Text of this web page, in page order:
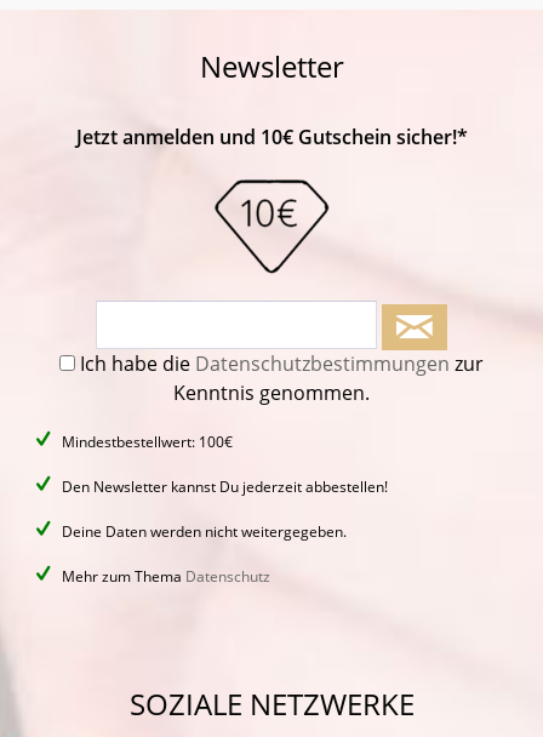
Newsletter
Jetzt anmelden und 10€ Gutschein sicher!*
Ich habe die Datenschutzbestimmungen zur
Kenntnis genommen.
Mindestbestellwert: 100€
Den Newsletter kannst Du jederzeit abbestellen!
Deine Daten werden nicht weitergegeben.
Mehr zum Thema Datenschutz
SOZIALE NETZWERKE